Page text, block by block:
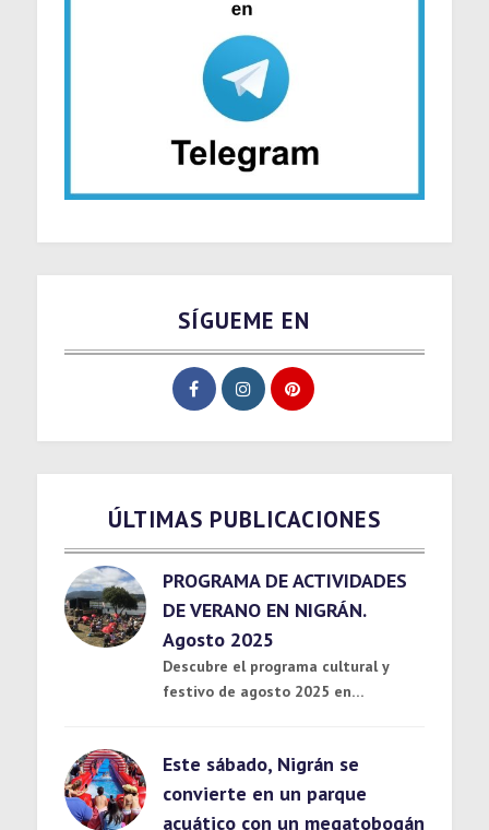
SÍGUEME EN
ÚLTIMAS PUBLICACIONES
PROGRAMA DE ACTIVIDADES
DE VERANO EN NIGRÁN.
Agosto 2025
Descubre el programa cultural y
festivo de agosto 2025 en…
Este sábado, Nigrán se
convierte en un parque
acuático con un megatobogán